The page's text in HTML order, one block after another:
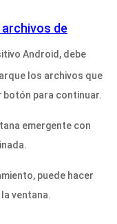
de
Android, debe
los archivos que
botón para continuar.
emergente con
puede hacer
ventana.